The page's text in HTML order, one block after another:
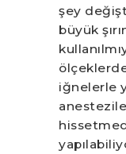
şey
büyük
iğnelerle